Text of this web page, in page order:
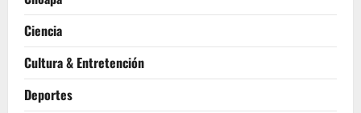
Ciencia
Cultura & Entretención
Deportes